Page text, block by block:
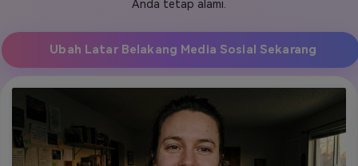
Tips & Tutorial AI
Anda tetap alami.
Ubah Latar Belakang Media Sosial Sekarang